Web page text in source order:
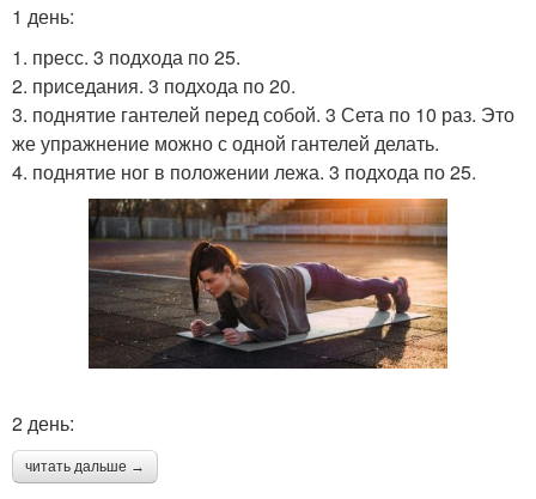
1 день:
1. пресс. 3 подхода по 25.
2. приседания. 3 подхода по 20.
3. поднятие гантелей перед собой. 3 Сета по 10 раз. Это
же упражнение можно с одной гантелей делать.
4. поднятие ног в положении лежа. 3 подхода по 25.
2 день:
читать дальше →